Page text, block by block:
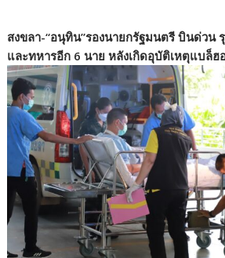
สงขลา-“อนุทิน”รองนายกรัฐมนตรี บินด่วน
และทหารอีก 6 นาย หลังเกิดอุบัติเหตุแบล็ฮ